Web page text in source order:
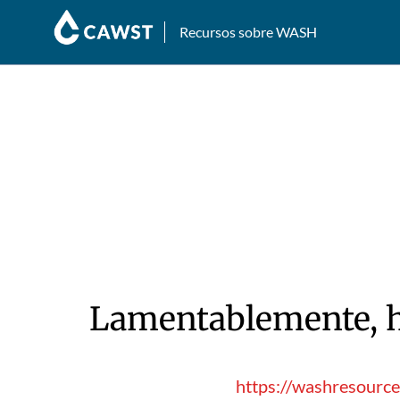
Recursos sobre WASH
Lamentablemente,
https://